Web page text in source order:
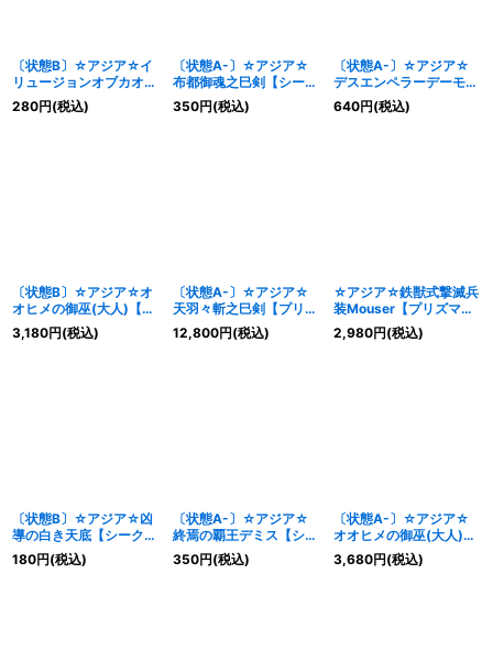
〔状態B〕☆アジア☆イ
リュージョンオブカオス
【シークレット】{アジ
アTTP1-JP011}《儀
280円(税込)
〔状態A-〕☆アジア☆
布都御魂之巳剣【シーク
レット】{アジアWPP6-
JP034}《儀式》
350円(税込)
〔状態A-〕☆アジア☆
デスエンペラーデーモン
【プリズマティックシー
クレット】{アジア
640円(税込)
〔状態B〕☆アジア☆オ
オヒメの御巫(大人)【プ
リズマティックシークレ
ット】{アジアTTP1-
3,180円(税込)
〔状態A-〕☆アジア☆
天羽々斬之巳剣【プリズ
マティックシークレッ
ト】{アジアWPP6-
12,800円(税込)
☆アジア☆鉄獣式撃滅兵
装Mouser【プリズマテ
ィックシークレット】
{アジアDOOD-JP051}
2,980円(税込)
〔状態B〕☆アジア☆凶
導の白き天底【シークレ
ット】{アジアPHHY-
JP031}《儀式》
180円(税込)
〔状態A-〕☆アジア☆
終焉の覇王デミス【シー
クレット】{アジア
CYHO-JP030}《儀式》
350円(税込)
〔状態A-〕☆アジア☆
オオヒメの御巫(大人)
【プリズマティックシー
クレット】{アジア
3,680円(税込)